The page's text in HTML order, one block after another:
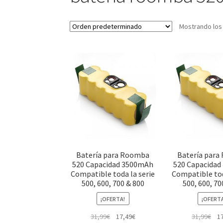
Mostrando
Batería para Roomba
520 Capacidad 3500mAh
Compatible toda la serie
500, 600, 700 & 800
¡OFERTA!
31,99€ 17,49€El
Batería para
520
Compatible
500, 600,
31,99€